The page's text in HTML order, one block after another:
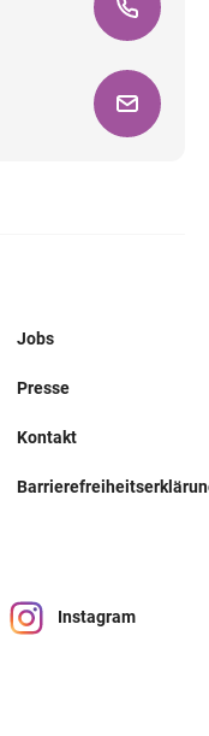
Jobs
Presse
Kontakt
Instagram